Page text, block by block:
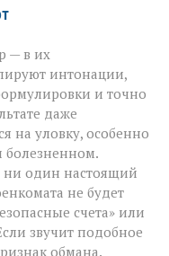
— в их
интонации,
и точно
даже
на уловку, особенно
болезненном.
ни один настоящий
не будет
счета» или
звучит подобное
обмана.